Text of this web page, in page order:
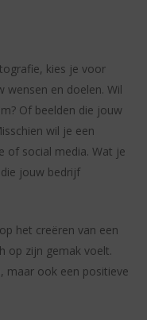
kies je voor
wensen en doelen. Wil
Of beelden die jouw
wil je een
of social media. Wat je
jouw bedrijf
het creëren van een
op zijn gemak voelt.
maar ook een positieve